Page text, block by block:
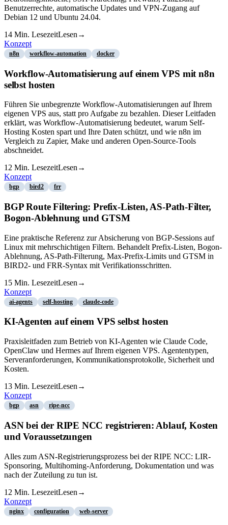
Benutzerrechte, automatische Updates und VPN-Zugang auf
Debian 12 und Ubuntu 24.04.
14 Min. LesezeitLesen →
Konzept
n8n workflow-automation docker
Workflow-Automatisierung auf einem VPS mit n8n
selbst hosten
Führen Sie unbegrenzte Workflow-Automatisierungen auf Ihrem
eigenen VPS aus, statt pro Aufgabe zu bezahlen. Dieser Leitfaden
erklärt, was Workflow-Automatisierung bedeutet, warum Self-
Hosting Kosten spart und Ihre Daten schützt, und wie n8n im
Vergleich zu Zapier, Make und anderen Open-Source-Tools
abschneidet.
12 Min. LesezeitLesen →
Konzept
bgp bird2 frr
BGP Route Filtering: Prefix-Listen, AS-Path-Filter,
Bogon-Ablehnung und GTSM
Eine praktische Referenz zur Absicherung von BGP-Sessions auf
Linux mit mehrschichtigen Filtern. Behandelt Prefix-Listen, Bogon-
Ablehnung, AS-Path-Filterung, Max-Prefix-Limits und GTSM in
BIRD2- und FRR-Syntax mit Verifikationsschritten.
15 Min. LesezeitLesen →
Konzept
ai-agents self-hosting claude-code
KI-Agenten auf einem VPS selbst hosten
Praxisleitfaden zum Betrieb von KI-Agenten wie Claude Code,
OpenClaw und Hermes auf Ihrem eigenen VPS. Agententypen,
Serveranforderungen, Kommunikationsprotokolle, Sicherheit und
Kosten.
13 Min. LesezeitLesen →
Konzept
bgp asn ripe-ncc
ASN bei der RIPE NCC registrieren: Ablauf, Kosten
und Voraussetzungen
Alles zum ASN-Registrierungsprozess bei der RIPE NCC: LIR-
Sponsoring, Multihoming-Anforderung, Dokumentation und was
nach der Zuteilung zu tun ist.
12 Min. LesezeitLesen →
Konzept
nginx configuration web-server